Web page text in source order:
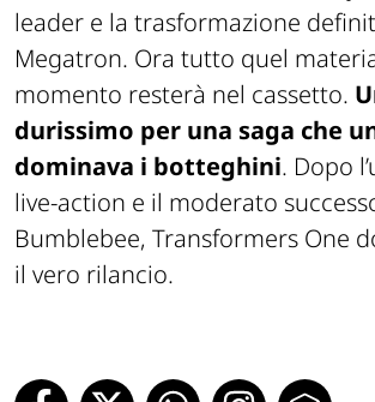
leader e la trasformazione
Megatron. Ora tutto quel
momento resterà nel cassetto.
durissimo per una saga che
dominava i botteghini. Dopo
live-action e il moderato
Bumblebee, Transformers One
il vero rilancio.